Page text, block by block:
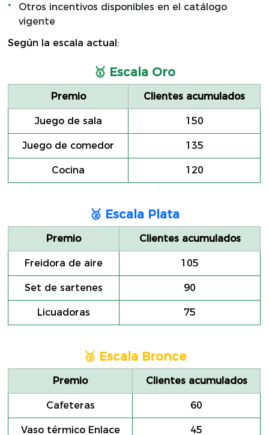
Otros incentivos disponibles en el catálogo
vigente
Según la escala actual:
🥇 Escala Oro
Premio Clientes acumulados
Juego de sala 150
Juego de comedor 135
Cocina 120
🥈 Escala Plata
Premio Clientes acumulados
Freidora de aire 105
Set de sartenes 90
Licuadoras 75
🥉 Escala Bronce
Premio Clientes acumulados
Cafeteras 60
Vaso térmico Enlace 45